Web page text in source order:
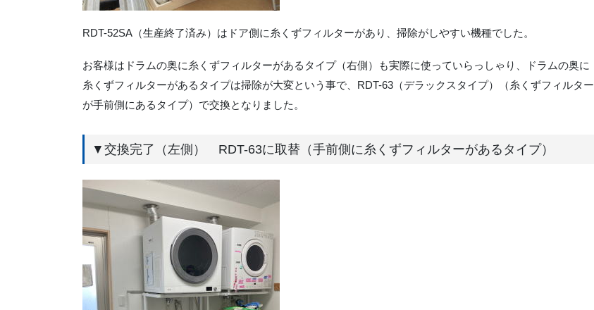
RDT-52SA（生産終了済み）はドア側に糸くずフィルターがあり、掃除がしやすい機種でした。
お客様はドラムの奥に糸くずフィルターがあるタイプ（右側）も実際に使っていらっしゃり、ドラムの奥に
糸くずフィルターがあるタイプは掃除が大変という事で、RDT-63（デラックスタイプ）（糸くずフィルター
が手前側にあるタイプ）で交換となりました。
▼交換完了（左側） RDT-63に取替（手前側に糸くずフィルターがあるタイプ）